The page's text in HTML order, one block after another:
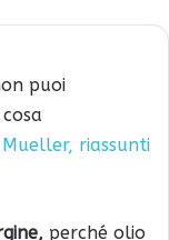
puoi
riassunti
perché olio